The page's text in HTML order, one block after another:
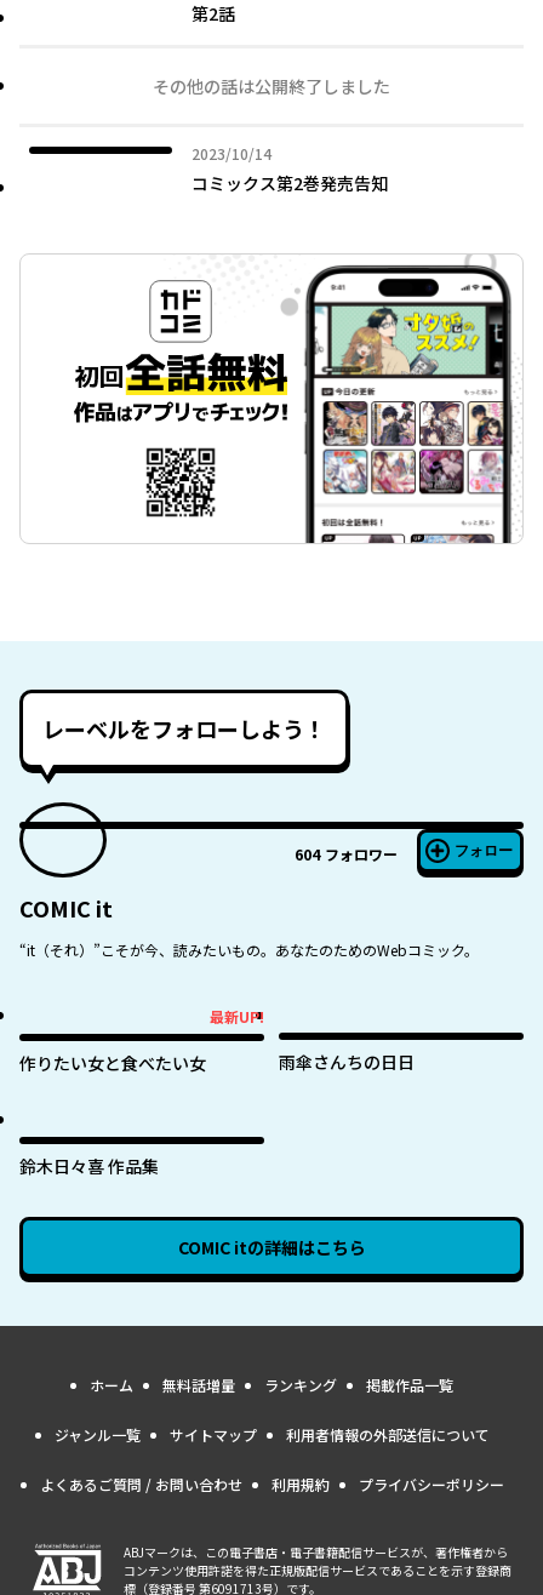
第2話
その他の話は公開終了しました
2023/10/14
2023年10月14日
コミックス第2巻発売告知
レーベルをフォローしよう！
604 フォロワー フォロー
COMIC it
“it（それ）”こそが今、読みたいもの。あなたのためのWebコミック。
最新UP!
作りたい女と食べたい女 雨傘さんちの日日
鈴木日々喜 作品集
COMIC itの詳細はこちら
ホーム 無料話増量 ランキング 掲載作品一覧
ジャンル一覧 サイトマップ 利用者情報の外部送信について
よくあるご質問 / お問い合わせ 利用規約 プライバシーポリシー
ABJマークは、この電子書店・電子書籍配信サービスが、著作権者から
コンテンツ使用許諾を得た正規版配信サービスであることを示す登録商
標（登録番号 第6091713号）です。